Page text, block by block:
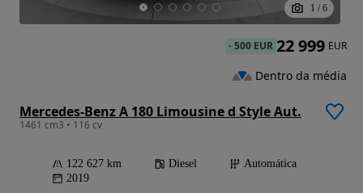
1 / 6
Mercedes-Benz A 180 Limousine d Style Aut.
1461 cm3 • 116 cv
122 627 km Diesel
Automática
2019
-500 EUR 22 999 EUR
Dentro da média